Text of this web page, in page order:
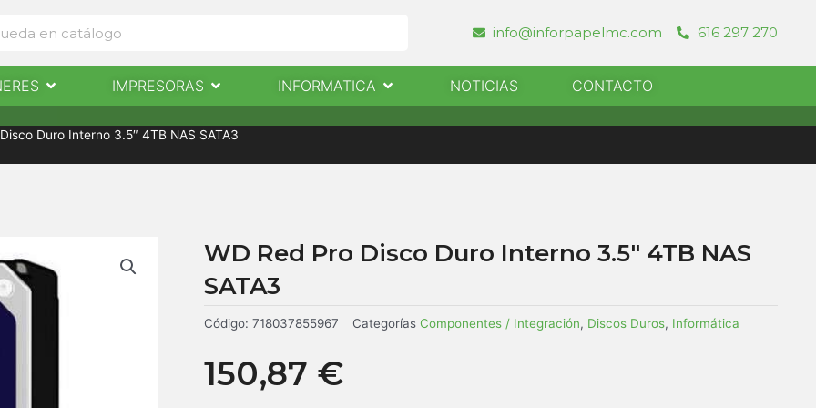
info@inforpapelmc.com 616 297 270
INFORMÁTICA NOTICIAS CONTACTO
Abrir EscaneresIMPRESORAS Abrir ImpresorasINFORMATICA Abrir InformaticaNOTICIAS CONTACTO
Duro Interno 3.5″ 4TB NAS SATA3
WD Red Pro Disco Duro Interno 3.5″ 4TB NAS
SATA3
Código: 718037855967 Categorías Componentes / Integración, Discos Duros, Informática
150,87 €